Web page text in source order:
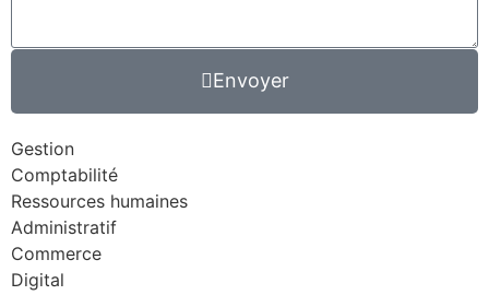
Envoyer
Gestion
Comptabilité
Ressources humaines
Administratif
Commerce
Digital